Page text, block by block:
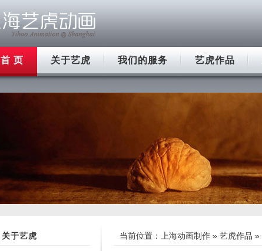
首 页 关于艺虎 我们的服务 艺虎作品
关于艺虎 当前位置： 上海动画制作 » 艺虎作品 »